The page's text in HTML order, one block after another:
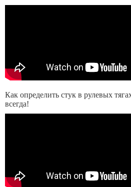
Как определить стук в рулевых
всегда!